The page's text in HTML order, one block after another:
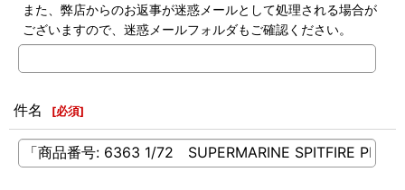
また、弊店からのお返事が迷惑メールとして処理される場合が
ございますので、迷惑メールフォルダもご確認ください。
件名 [必須]